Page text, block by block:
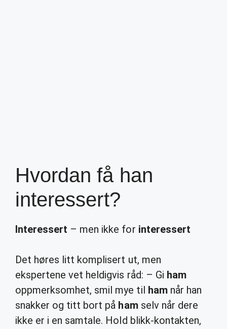
Hvordan få han
interessert?
Interessert – men ikke for interessert
Det høres litt komplisert ut, men
ekspertene vet heldigvis råd: – Gi ham
oppmerksomhet, smil mye til hamnår han
snakker og titt bort på hamselv når dere
ikke er i en samtale. Hold blikk-kontakten,